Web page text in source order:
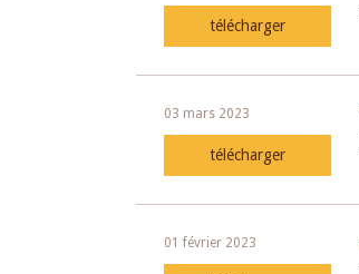
télécharger
03 mars 2023
télécharger
01 février 2023